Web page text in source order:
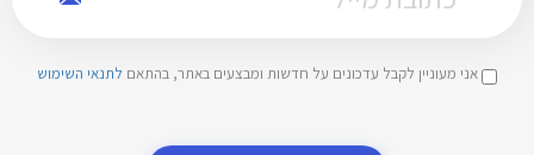
אני מעוניין לקבל עדכונים על חדשות ומבצעים באתר, בהתאם לתנאי השימוש